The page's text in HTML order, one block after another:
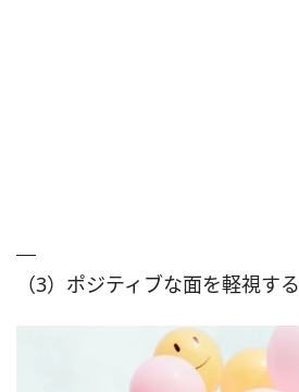
（3）ポジティブな面を軽視する